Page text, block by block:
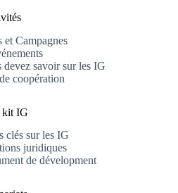
et Campagnes
devez savoir sur les IG
coopération
kit IG
clés sur les IG
juridiques
de dévelopment